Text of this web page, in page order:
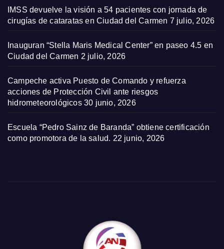
IMSS devuelve la visión a 54 pacientes con jornada de
cirugías de cataratas en Ciudad del Carmen 7 julio, 2026
Inauguran “Stella Maris Medical Center” en paseo 4.5 en
Ciudad del Carmen 2 julio, 2026
Campeche activa Puesto de Comando y refuerza
acciones de Protección Civil ante riesgos
hidrometeorológicos 30 junio, 2026
Escuela “Pedro Sainz de Baranda” obtiene certificación
como promotora de la salud. 22 junio, 2026